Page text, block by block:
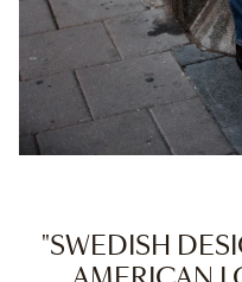
"SWEDISH